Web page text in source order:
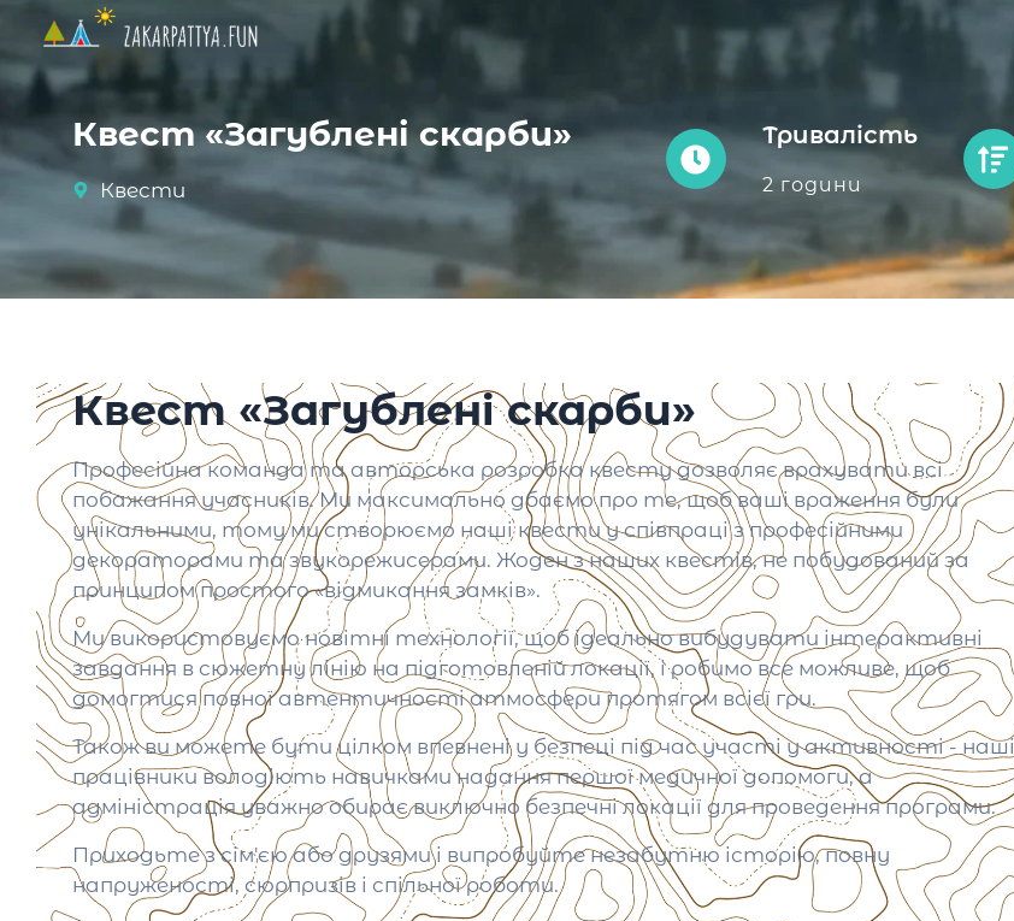
Квест «Загублені скарби»
Квести
Тривалість
2 години
Квест «Загублені скарби»
Професійна команда та авторська розробка квесту дозволяє врахувати всі
побажання учасників. Ми максимально дбаємо про те, щоб ваші враження були
унікальними, тому ми створюємо наші квести у співпраці з професійними
декораторами та звукорежисерами. Жоден з наших квестів, не побудований за
принципом простого «відмикання замків».
Ми використовуємо новітні технології, щоб ідеально вибудувати інтерактивні
завдання в сюжетну лінію на підготовленій локації, і робимо все можливе, щоб
домогтися повної автентичності атмосфери протягом всієї гри.
Також ви можете бути цілком впевнені у безпеці під час участі у активності - наші
працівники володіють навичками надання першої медичної допомоги, а
адміністрація уважно обирає виключно безпечні локації для проведення програми.
Приходьте з сім'єю або друзями і випробуйте незабутню історію, повну
напруженості, сюрпризів і спільної роботи.